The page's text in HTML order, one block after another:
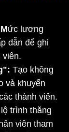
ức lương
dẫn để ghi
viên.
Tạo không
và khuyến
thành viên.
trình thăng
viên tham